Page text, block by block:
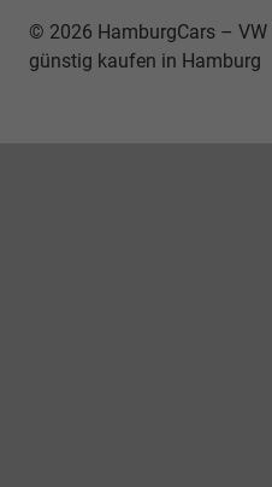
© 2026 HamburgCars – VW
günstig kaufen in Hamburg